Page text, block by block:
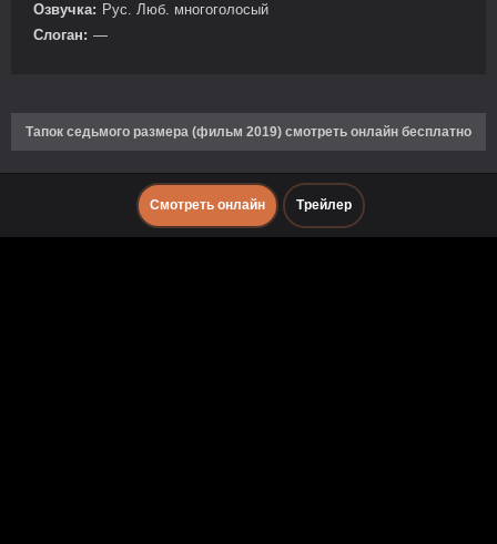
Озвучка: Рус. Люб. многоголосый
Слоган: —
Тапок седьмого размера (фильм 2019) смотреть онлайн бесплатно
Смотреть онлайн Трейлер